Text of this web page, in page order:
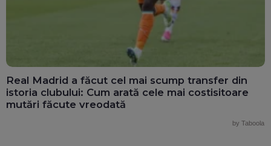
Real Madrid a făcut cel mai scump transfer din
istoria clubului: Cum arată cele mai costisitoare
mutări făcute vreodată
by Taboola